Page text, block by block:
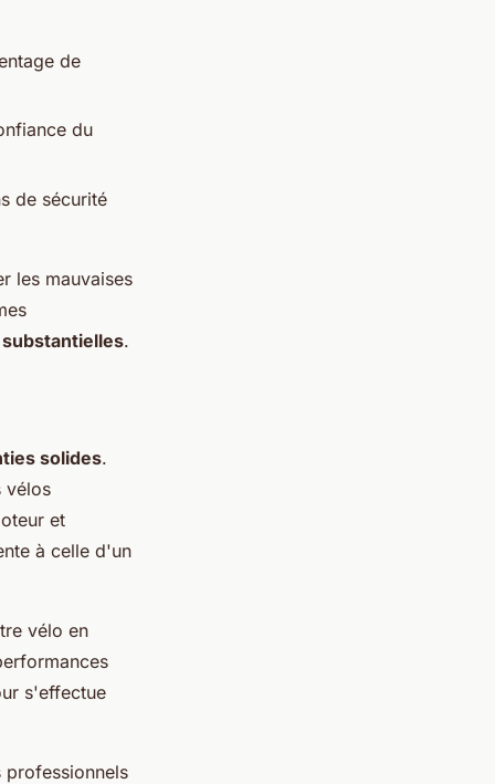
de
du
de sécurité
les mauvaises
.
solides.
vélos
et
à celle d'un
vélo en
s'effectue
professionnels